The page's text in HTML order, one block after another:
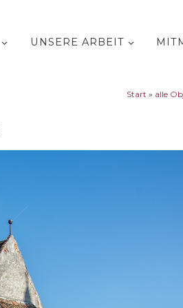
UNSERE ARBEIT
Start » alle